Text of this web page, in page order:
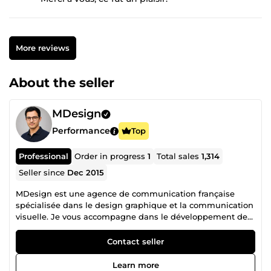
More reviews
About the seller
MDesign
Performance Top
Professional Order in progress1 Total sales1,314
Seller since Dec 2015
MDesign est une agence de communication française
spécialisée dans le design graphique et la communication
visuelle. Je vous accompagne dans le développement de
votre image avec des supports visuels modernes,
professionnels et adaptés à vos besoins : supports
imprimés, contenus digitaux et créations interactives.
Graphiste et webdesigner depuis plus de 15 ans, j’ai réalisé
Contact seller
Learn more